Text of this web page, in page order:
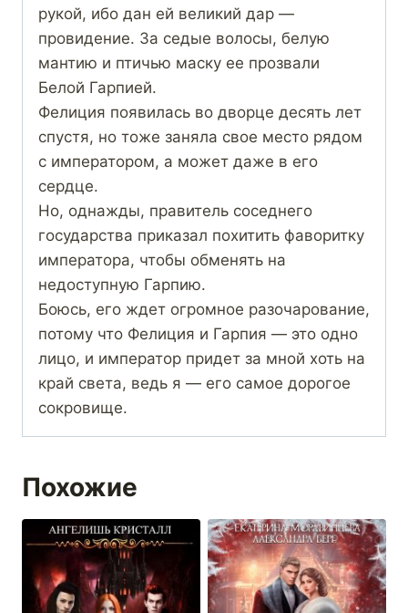
рукой, ибо дан ей великий дар —
провидение. За седые волосы, белую
мантию и птичью маску ее прозвали
Белой Гарпией.
Фелиция появилась во дворце десять лет
спустя, но тоже заняла свое место рядом
с императором, а может даже в его
сердце.
Но, однажды, правитель соседнего
государства приказал похитить фаворитку
императора, чтобы обменять на
недоступную Гарпию.
Боюсь, его ждет огромное разочарование,
потому что Фелиция и Гарпия — это одно
лицо, и император придет за мной хоть на
край света, ведь я — его самое дорогое
сокровище.
Похожие